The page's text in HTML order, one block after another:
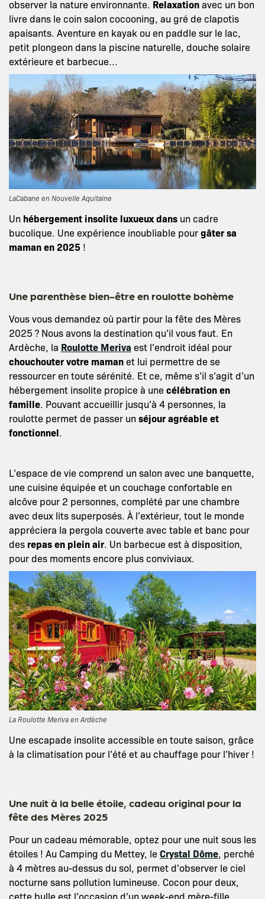
observer la nature environnante. Relaxationavec un bon
livre dans le coin salon cocooning, au gré de clapotis
apaisants. Aventure en kayak ou en paddle sur le lac,
petit plongeon dans la piscine naturelle, douche solaire
extérieure et barbecue…
LaCabane en Nouvelle Aquitaine
Un hébergement insolite luxueux dans un cadre
bucolique. Une expérience inoubliable pourgâter sa
maman en 2025 !
Une parenthèse bien-être en roulotte bohème
Vous vous demandez où partir pour la fête des Mères
2025 ? Nous avons la destination qu’il vous faut. En
Ardèche, la Roulotte Meriva est l’endroit idéal pour
chouchouter votre maman et lui permettre de se
ressourcer en toute sérénité. Et ce, même s’il s’agit d’un
hébergement insolite propice à unecélébration en
famille. Pouvant accueillir jusqu’à 4 personnes, la
roulotte permet de passer unséjour agréable et
fonctionnel.
L’espace de vie comprend un salon avec une banquette,
une cuisine équipée et un couchage confortable en
alcôve pour 2 personnes, complété par une chambre
avec deux lits superposés. À l’extérieur, tout le monde
appréciera la pergola couverte avec table et banc pour
des repas en plein air. Un barbecue est à disposition,
pour des moments encore plus conviviaux.
La Roulotte Meriva en Ardèche
Une escapade insolite accessible en toute saison, grâce
à la climatisation pour l’été et au chauffage pour l’hiver !
Une nuit à la belle étoile, cadeau original pour la
fête des Mères 2025
Pour un cadeau mémorable, optez pour une nuit sous les
étoiles ! Au Camping du Mettey, leCrystal Dôme, perché
à 4 mètres au-dessus du sol, permet d’observer le ciel
nocturne sans pollution lumineuse. Cocon pour deux,
cette bulle est l’occasion d’un week-end mère-fille